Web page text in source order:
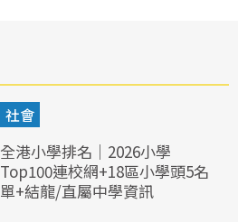
社會
全港小學排名｜2026小學
Top100連校網+18區小學頭5名
單+結龍/直屬中學資訊